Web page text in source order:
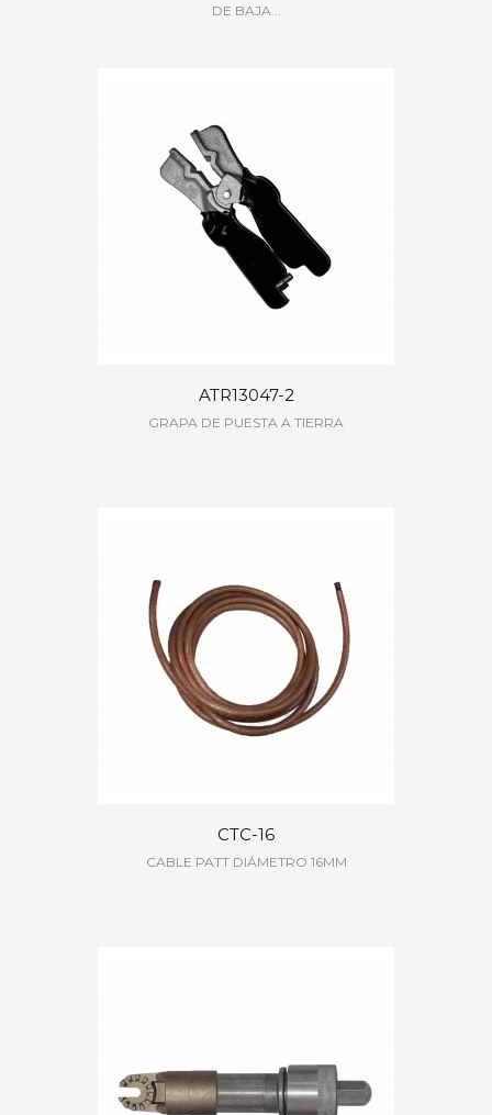
DE BAJA...
ATR13047-2
GRAPA DE PUESTA A TIERRA
CTC-16
CABLE PATT DIÁMETRO 16MM